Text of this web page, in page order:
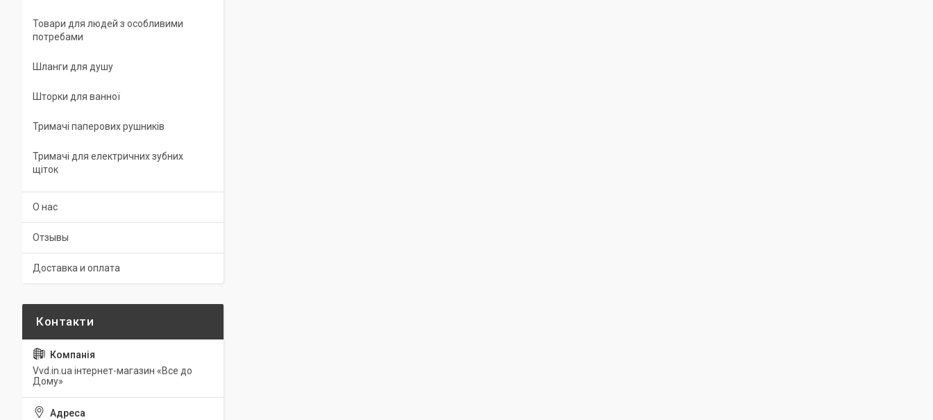
Товари для людей з особливими
потребами
Шланги для душу
Шторки для ванної
Тримачі паперових рушників
Тримачі для електричних зубних
щіток
О нас
Отзывы
Доставка и оплата
Vvd.in.ua інтернет-магазин «Все до
Дому»